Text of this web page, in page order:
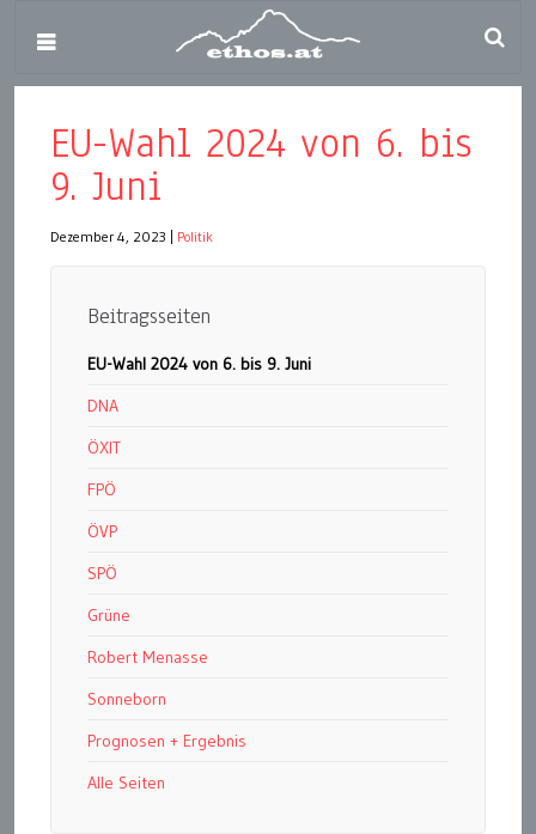
EU-Wahl 2024 von 6. bis
9. Juni
Dezember 4, 2023 Politik
Beitragsseiten
EU-Wahl 2024 von 6. bis 9. Juni
DNA
ÖXIT
FPÖ
ÖVP
SPÖ
Grüne
Robert Menasse
Sonneborn
Prognosen + Ergebnis
Alle Seiten